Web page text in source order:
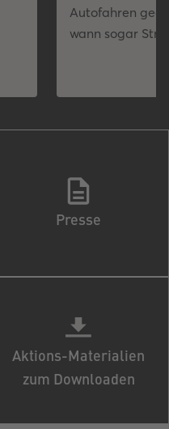
Autofahren
wann sogar
Presse
Aktions-Materialien
zum Downloaden